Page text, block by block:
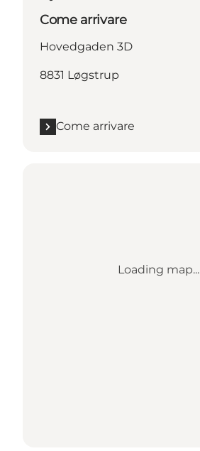
Come arrivare
Hovedgaden 3D
8831 Løgstrup
Come arrivare
Loading map...